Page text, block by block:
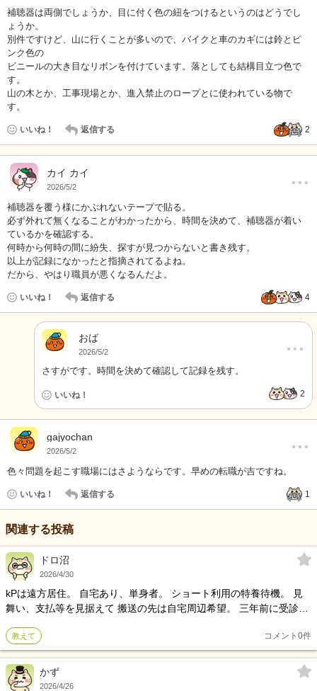
補聴器は両側でしょうか、目に付く色の紐をつけるというのはどうでし
ょうか。
別件ですけど、山に行くことが多いので、バイクと車のカギには鈴とピ
ンク色の
ビニールの大き目なリボンを付けています。落としても結構目立つ色で
す。
山の木とか、工事現場とか、進入禁止のロープとに使われている物で
す。
いいね！ 返信する 2
カイ カイ
2026/5/2 …
補聴器を覆う様にかぶれないテープで貼る。
必ず外れて無くなることがわかったから、時間を決めて、補聴器が着い
ているかを確認する。
何時から何時の間に紛失、探すが見つからないと書き残す。
以上が記録になかったと指摘されてるよね。
だから、やはり職員が悪くなるんだよ。
いいね！ 返信する 4
おば
2026/5/2 …
さすがです。時間を決めて確認して記録を残す。
いいね！ 2
gajyochan
2026/5/2 …
色々問題を起こす職場にはさようならです。早めの転職が吉ですね。
いいね！ 返信する 1
関連する投稿
ドロ沼
2026/4/30
kPは遠方居住。 自宅あり、単身者。 ショート利用の特養待機。 見
舞い、支払等を見据えて 搬送の先は自宅周辺希望。 三年前に受診履
中、 担当医が退職し、往診医師は対応不可。 救急搬送を要すると判
断した時、 現場は言質を取る必要がある。 相談員にもケアマネにも
確認出来ない深夜に どれだけの職員が行動に移せるのでしょうか？
家族に報告するのは勤務中の職員？ ケアマネの仕事は何処から何処
教えて コメント 0件
かず
2026/4/26